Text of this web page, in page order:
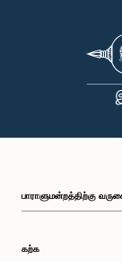
பி.ப. 1:00 - பி.ப.
பி.ப. 1:10 - பி.ப.
பாராளுமன்றத்திற்கு
கற்க